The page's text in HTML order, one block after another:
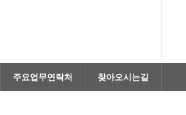
주요업무연락처 찾아오시는길